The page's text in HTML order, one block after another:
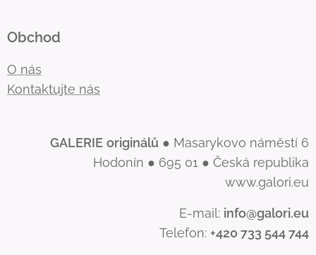
Obchod
O nás
Kontaktujte nás
GALERIE originálů ● Masarykovo náměstí 6
Hodonín ● 695 01 ● Česká republika
www.galori.eu
E-mail: info@galori.eu
Telefon: +420 733 544 744